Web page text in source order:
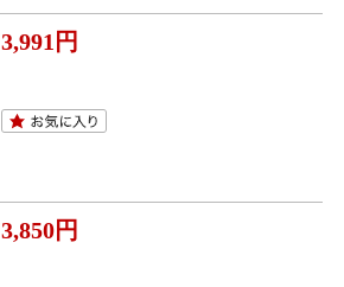
3,991円
3,850円